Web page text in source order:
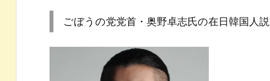
ごぼうの党党首・奥野卓志氏の在日韓国人説